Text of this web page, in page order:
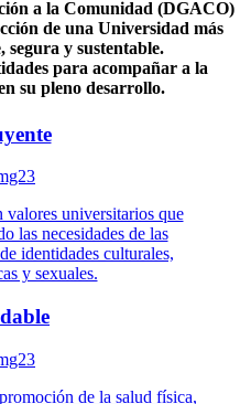
a la Comunidad (DGACO)
de una Universidad más
segura y sustentable.
para acompañar a la
su pleno desarrollo.
universitarios que
las necesidades de las
identidades culturales,
y sexuales.
de la salud física,